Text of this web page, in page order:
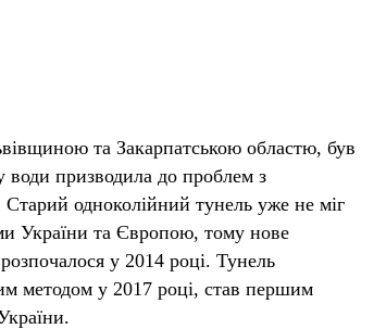
та Закарпатською областю, був
води призводила до проблем з
одноколійний тунель уже не міг
України та Європою, тому нове
у 2014 році. Тунель
методом у 2017 році, став першим